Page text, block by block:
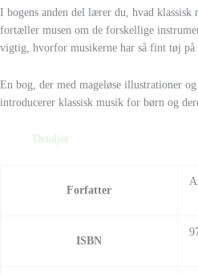
I bogens anden del lærer du, hvad
fortæller musen om de forskellige
vigtig, hvorfor musikerne har så fint tøj på
En bog, der med mageløse illustrationer
introducerer klassisk musik for børn og
Detaljer
Forfatter
ISBN